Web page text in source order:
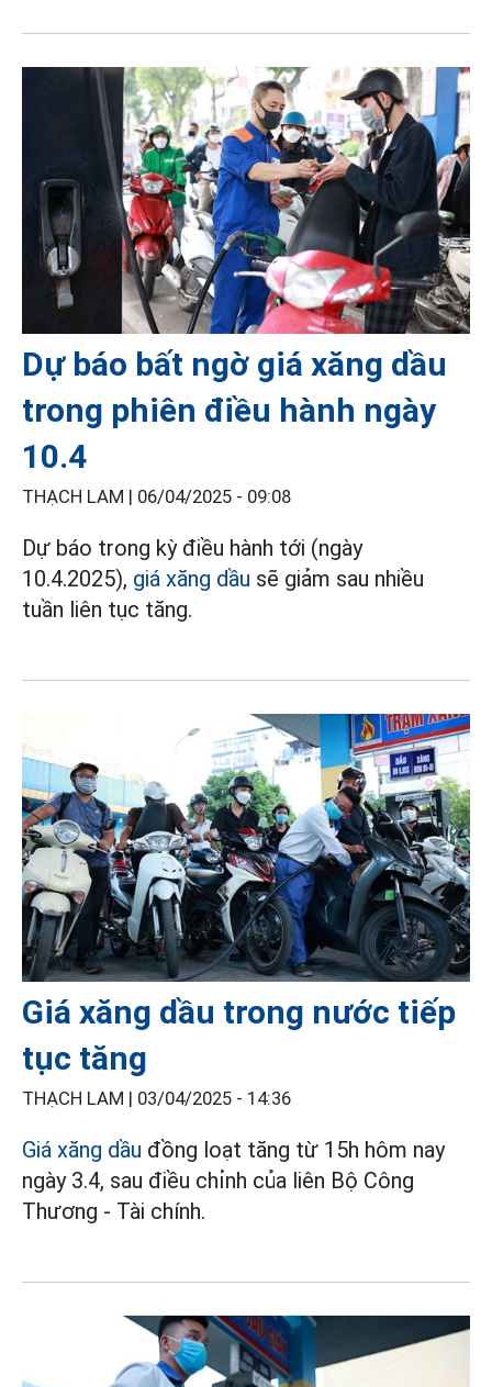
Dự báo bất ngờ giá xăng dầu
trong phiên điều hành ngày
10.4
THẠCH LAM | 06/04/2025 - 09:08
Dự báo trong kỳ điều hành tới (ngày
10.4.2025), giá xăng dầu sẽ giảm sau nhiều
tuần liên tục tăng.
Giá xăng dầu trong nước tiếp
tục tăng
THẠCH LAM | 03/04/2025 - 14:36
Giá xăng dầu đồng loạt tăng từ 15h hôm nay
ngày 3.4, sau điều chỉnh của liên Bộ Công
Thương - Tài chính.